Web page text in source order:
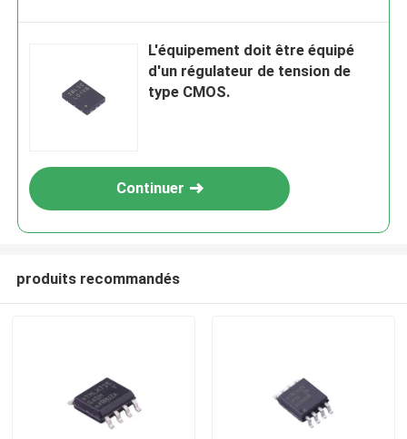
L'équipement doit être équipé
d'un régulateur de tension de
type CMOS.
Continuer
produits recommandés